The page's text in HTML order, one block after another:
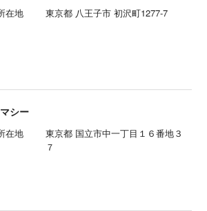
在地 東京都 八王子市 初沢町1277-7
シー
在地
東京都 国立市中一丁目１６番地３
７